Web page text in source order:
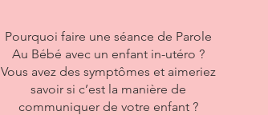
Pourquoi faire une séance de Parole
Au Bébé avec un enfant in-utéro ?
Vous avez des symptômes et aimeriez
savoir si c’est la manière de
communiquer de votre enfant ?